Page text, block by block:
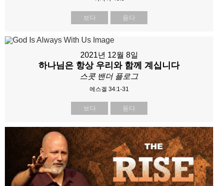
보다 듣다
2021년 12월 8일
하나님은 항상 우리와 함께 계십니다
스콧 밴더 플로그
에스겔 34:1-31
보다 듣다